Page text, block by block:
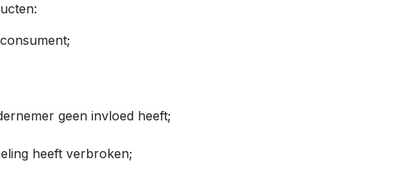
geen invloed heeft;
heeft verbroken;